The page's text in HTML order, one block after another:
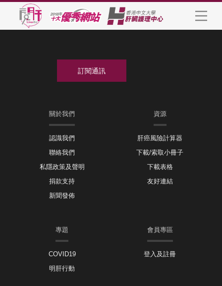
關於我們
認識我們
聯絡我們
私隱政策及聲明
捐款支持
新聞發佈
資源
肝癌風險計算器
下載/索取小冊子
下載表格
友好連結
專題
COVID19
明肝行動
會員專區
登入及註冊